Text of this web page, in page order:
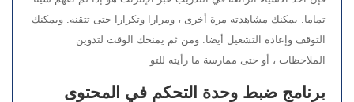
تماما. يمكنك مشاهدته مرة أخرى ، ومرارا وتكرارا حتى تتقنه. ويمكنك
التوقف وإعادة التشغيل أيضا. ومن ثم يمنحك الوقت لتدوين
الملاحظات ، أو حتى ممارسة ما رأيته للتو
برنامج ضبط وحدة التحكم في المحتوى